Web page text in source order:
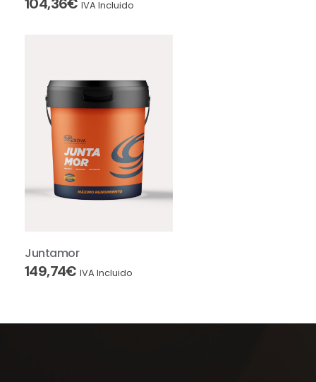
IVA Incluido
Juntamor
149,74€ IVA Incluido